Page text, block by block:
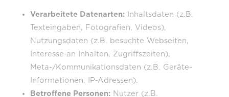
Verarbeitete Datenarten:Inhaltsdaten (z.B.
Texteingaben, Fotografien, Videos),
Nutzungsdaten (z.B. besuchte Webseiten,
Interesse an Inhalten, Zugriffszeiten),
Meta-/Kommunikationsdaten (z.B. Geräte-
Informationen, IP-Adressen).
Betroffene Personen:Nutzer (z.B.